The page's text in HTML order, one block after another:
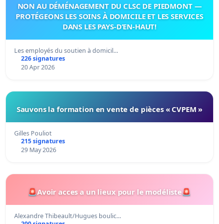
NON AU DÉMÉNAGEMENT DU CLSC DE PIEDMONT —
PROTÉGEONS LES SOINS À DOMICILE ET LES SERVICES
DANS LES PAYS-D’EN-HAUT!
Les employés du soutien à domicil…
226 signatures
20 Apr 2026
Sauvons la formation en vente de pièces « CVPEM »
Gilles Pouliot
215 signatures
29 May 2026
🚨Avoir acces a un lieux pour le modéliste🚨
Alexandre Thibeault/Hugues boulic…